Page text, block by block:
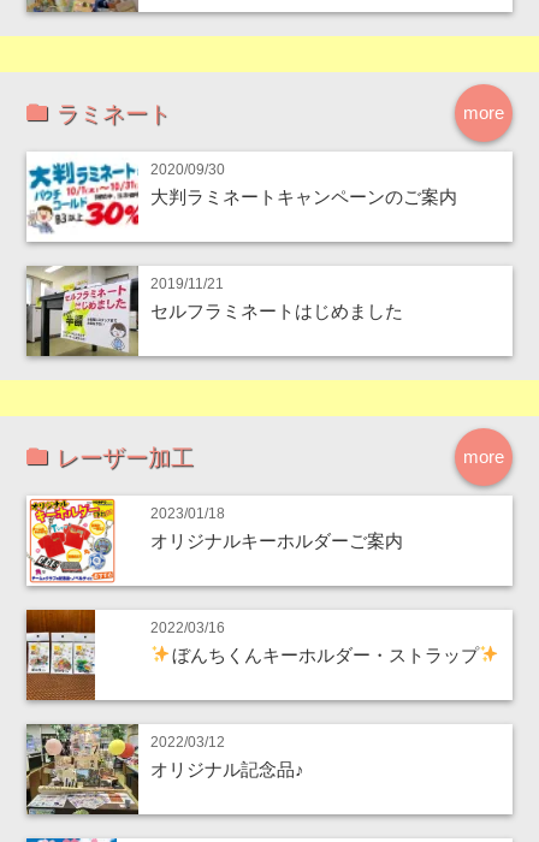
more
ラミネート
2020/09/30
大判ラミネートキャンペーンのご案内
2019/11/21
セルフラミネートはじめました
more
レーザー加工
2023/01/18
オリジナルキーホルダーご案内
2022/03/16
ぼんちくんキーホルダー・ストラップ
2022/03/12
オリジナル記念品♪